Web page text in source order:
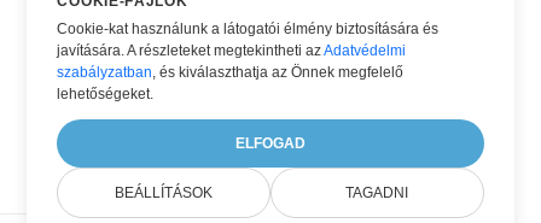
Más népszerű formátumokat is használhat:
Cookie-kat használunk a látogatói élmény biztosítására és
javítására. A részleteket megtekintheti azAdatvédelmi
szabályzatban, és kiválaszthatja az Önnek megfelelő
lehetőségeket.
ELFOGAD
BEÁLLÍTÁSOK TAGADNI